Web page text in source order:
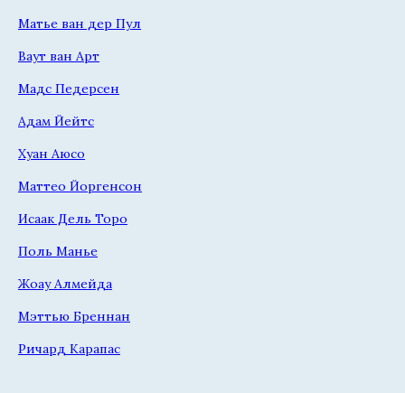
Матье ван дер Пул
Ваут ван Арт
Мадс Педерсен
Адам Йейтс
Хуан Аюсо
Маттео Йоргенсон
Исаак Дель Торо
Поль Манье
Жоау Алмейда
Мэттью Бреннан
Ричард Карапас